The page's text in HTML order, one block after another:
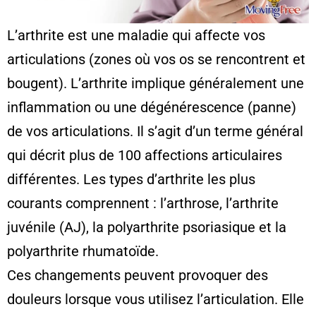
L’arthrite est une maladie qui affecte vos
articulations (zones où vos os se rencontrent et
bougent). L’arthrite implique généralement une
inflammation ou une dégénérescence (panne)
de vos articulations. Il s’agit d’un terme général
qui décrit plus de 100 affections articulaires
différentes. Les types d’arthrite les plus
courants comprennent : l’arthrose, l’arthrite
juvénile (AJ), la polyarthrite psoriasique et la
polyarthrite rhumatoïde.
Ces changements peuvent provoquer des
douleurs lorsque vous utilisez l’articulation. Elle